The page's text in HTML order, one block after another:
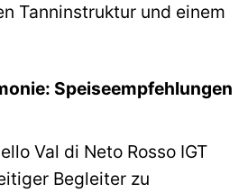
Tanninstruktur und einem
Speiseempfehlungen
Val di Neto Rosso IGT
Begleiter zu